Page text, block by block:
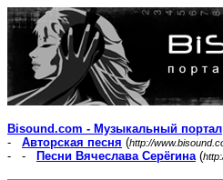
Bisound.com - Музыкальный портал
- Авторская песня (http://
- -
Песни Вячеслава Серёгина(